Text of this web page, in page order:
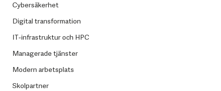
Cybersäkerhet
Digital transformation
IT-infrastruktur och HPC
Managerade tjänster
Modern arbetsplats
Skolpartner